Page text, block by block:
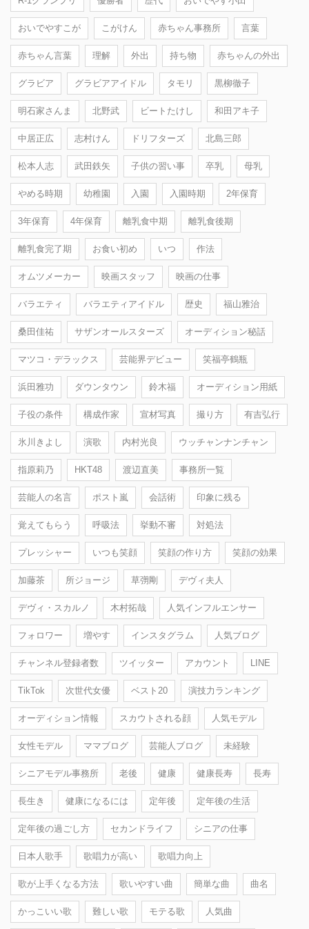
おいでやすこが こがけん 赤ちゃん事務所 言葉
赤ちゃん言葉 理解 外出 持ち物 赤ちゃんの外出
グラビア グラビアアイドル タモリ 黒柳徹子
明石家さんま 北野武 ビートたけし 和田アキ子
中居正広 志村けん ドリフターズ 北島三郎
松本人志 武田鉄矢 子供の習い事 卒乳 母乳
やめる時期 幼稚園 入園 入園時期 2年保育
3年保育 4年保育 離乳食中期 離乳食後期
離乳食完了期 お食い初め いつ 作法
オムツメーカー 映画スタッフ 映画の仕事
バラエティ バラエティアイドル 歴史 福山雅治
桑田佳祐 サザンオールスターズ オーディション秘話
マツコ・デラックス 芸能界デビュー 笑福亭鶴瓶
浜田雅功 ダウンタウン 鈴木福 オーディション用紙
子役の条件 構成作家 宣材写真 撮り方 有吉弘行
氷川きよし 演歌 内村光良 ウッチャンナンチャン
指原莉乃 HKT48 渡辺直美 事務所一覧
芸能人の名言 ポスト嵐 会話術 印象に残る
覚えてもらう 呼吸法 挙動不審 対処法
プレッシャー いつも笑顔 笑顔の作り方 笑顔の効果
加藤茶 所ジョージ 草彅剛 デヴィ夫人
デヴィ・スカルノ 木村拓哉 人気インフルエンサー
フォロワー 増やす インスタグラム 人気ブログ
チャンネル登録者数 ツイッター アカウント LINE
TikTok 次世代女優 ベスト20 演技力ランキング
オーディション情報 スカウトされる顔 人気モデル
女性モデル ママブログ 芸能人ブログ 未経験
シニアモデル事務所 老後 健康 健康長寿 長寿
長生き 健康になるには 定年後 定年後の生活
定年後の過ごし方 セカンドライフ シニアの仕事
日本人歌手 歌唱力が高い 歌唱力向上
歌が上手くなる方法 歌いやすい曲 簡単な曲 曲名
かっこいい歌 難しい歌 モテる歌 人気曲